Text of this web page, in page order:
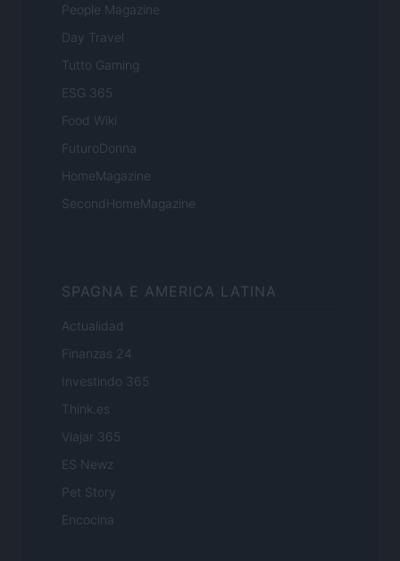
People Magazine
Day Travel
Tutto Gaming
ESG 365
Food Wiki
FuturoDonna
HomeMagazine
SecondHomeMagazine
SPAGNA E AMERICA LATINA
Actualidad
Finanzas 24
Investindo 365
Think.es
Viajar 365
ES Newz
Pet Story
Encocina